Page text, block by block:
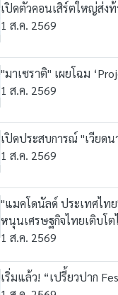
เปิดตัวคอนเสิร์ตใหญ่ส่งท้
1 ส.ค. 2569
"มาเซราติ" เผยโฉม
1 ส.ค. 2569
เปิดประสบการณ์ "เวียด
1 ส.ค. 2569
"แมคโดนัลด์ ประเทศไท
หนุนเศรษฐกิจไทยเติบโ
1 ส.ค. 2569
เริ่มแล้ว! “เปรี้ยวปาก